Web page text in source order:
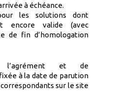
à échéance.
les solutions dont
encore valide (avec
de fin d’homologation
l’agrément et de
à la date de parution
sur le site